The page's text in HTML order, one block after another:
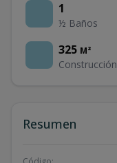
1
½ Baños
325 M²
Construcción
Resumen